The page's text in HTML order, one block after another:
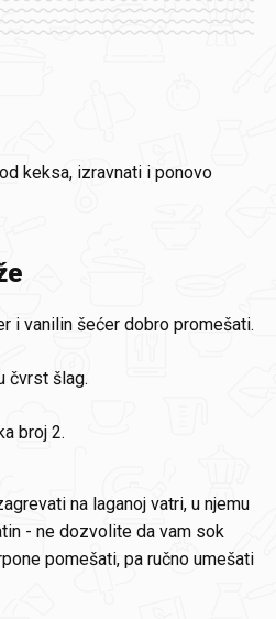
keksa, izravnati i ponovo
i vanilin šećer dobro promešati.
čvrst šlag.
broj 2.
na laganoj vatri, u njemu
- ne dozvolite da vam sok
pomešati, pa ručno umešati